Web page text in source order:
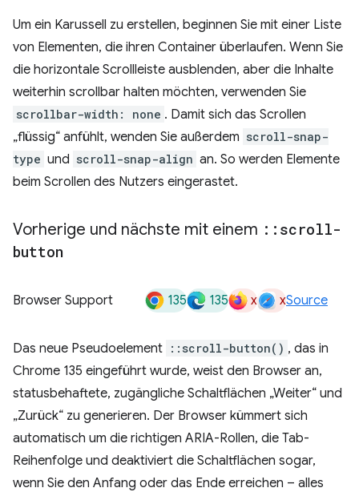
Um ein Karussell zu erstellen, beginnen Sie mit einer Liste
von Elementen, die ihren Container überlaufen. Wenn Sie
die horizontale Scrollleiste ausblenden, aber die Inhalte
weiterhin scrollbar halten möchten, verwenden Sie
scrollbar-width: none . Damit sich das Scrollen
„flüssig“ anfühlt, wenden Sie außerdem scroll-snap-
type und scroll-snap-align an. So werden Elemente
beim Scrollen des Nutzers eingerastet.
Vorherige und nächste mit einem :: scroll-
button
Browser Support 135 135 x xSource
Das neue Pseudoelement ::scroll-button() , das in
Chrome 135 eingeführt wurde, weist den Browser an,
statusbehaftete, zugängliche Schaltflächen „Weiter“ und
„Zurück“ zu generieren. Der Browser kümmert sich
automatisch um die richtigen ARIA-Rollen, die Tab-
Reihenfolge und deaktiviert die Schaltflächen sogar,
wenn Sie den Anfang oder das Ende erreichen – alles